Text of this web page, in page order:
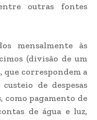
outras fontes
mensalmente às
(divisão de um
que correspondem a
de despesas
como pagamento de
de água e luz,